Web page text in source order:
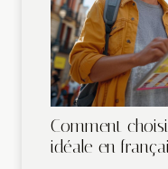
Comment
idéale en